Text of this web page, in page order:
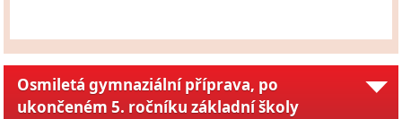
Osmiletá gymnaziální příprava, po
ukončeném 5. ročníku základní školy